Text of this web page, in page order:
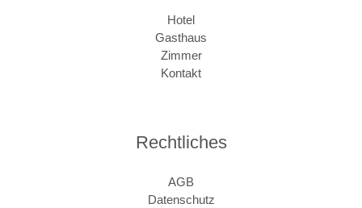
Hotel
Gasthaus
Zimmer
Kontakt
Rechtliches
AGB
Datenschutz